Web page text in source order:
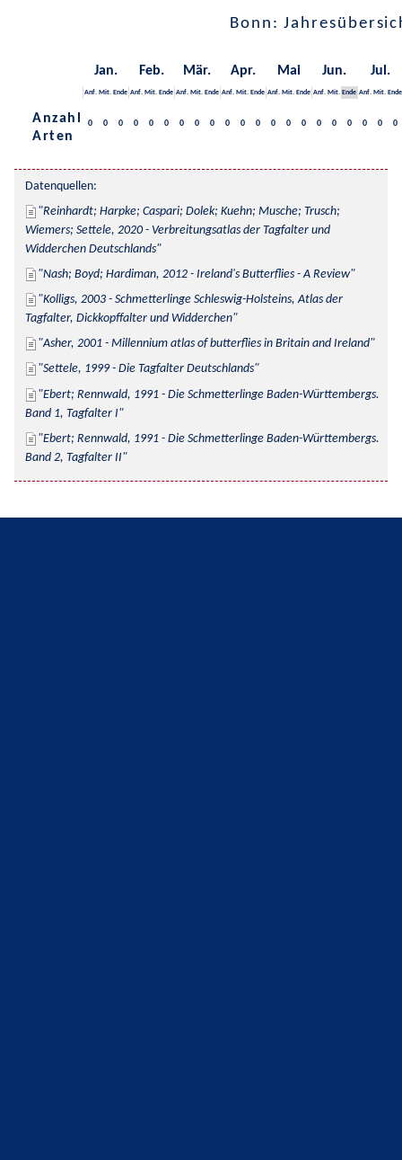
Bonn:
Jan. Feb. Mär. Apr. Mai Jun. Jul.
Anf. Mit. Ende Anf. Mit. Ende Anf. Mit. Ende Anf. Mit. Ende Anf. Mit. Ende Anf. Mit. Ende Anf. Mit. Ende
Anzahl
Arten
0 0 0 0 0 0 0 0 0 0 0 0 0 0 0 0 0 0 0 0 0
Datenquellen:
Reinhardt; Harpke; Caspari; Dolek; Kuehn; Musche; Trusch;
Wiemers; Settele, 2020 - Verbreitungsatlas der Tagfalter und
Widderchen Deutschlands
Nash; Boyd; Hardiman, 2012 - Ireland's Butterflies - A Review
Kolligs, 2003 - Schmetterlinge Schleswig-Holsteins, Atlas der
Tagfalter, Dickkopffalter und Widderchen
Asher, 2001 - Millennium atlas of butterflies in Britain and Ireland
Settele, 1999 - Die Tagfalter Deutschlands
Ebert; Rennwald, 1991 - Die Schmetterlinge Baden-Württembergs.
Band 1, Tagfalter I
Ebert; Rennwald, 1991 - Die Schmetterlinge Baden-Württembergs.
Band 2, Tagfalter II